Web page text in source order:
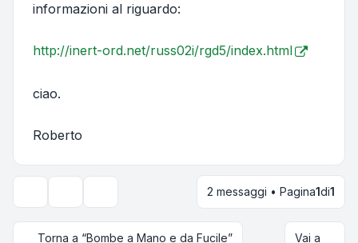
informazioni al riguardo:
http://inert-ord.net/russ02i/rgd5/index.html
ciao.
Roberto
Opzioni di visualizzazione e ordinamento
2 messaggi • Pagina1di1
Torna a “Bombe a Mano e da Fucile” Vai a